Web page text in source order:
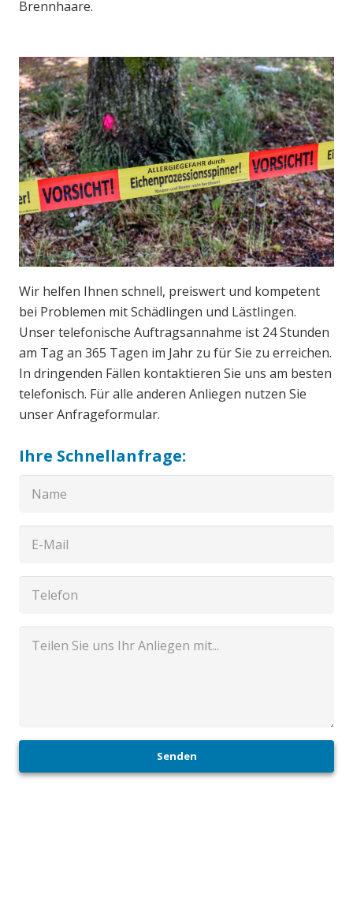
Brennhaare.
Wir helfen Ihnen schnell, preiswert und kompetent
bei Problemen mit Schädlingen und Lästlingen.
Unser telefonische Auftragsannahme ist 24 Stunden
am Tag an 365 Tagen im Jahr zu für Sie zu erreichen.
In dringenden Fällen kontaktieren Sie uns am besten
telefonisch. Für alle anderen Anliegen nutzen Sie
unser Anfrageformular.
Ihre Schnellanfrage:
Senden